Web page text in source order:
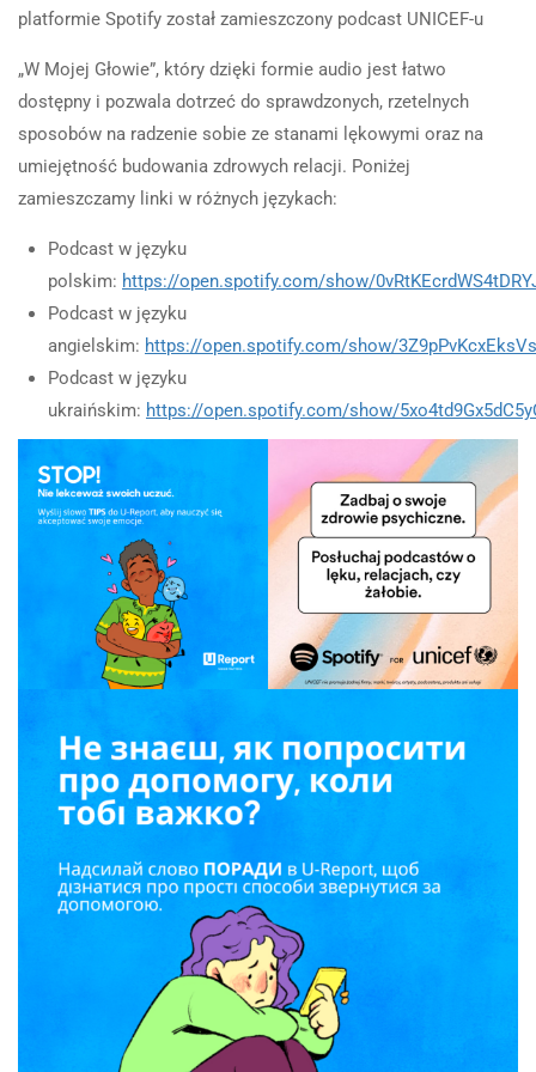
platformie Spotify został zamieszczony podcast UNICEF-u
„W Mojej Głowie”, który dzięki formie audio jest łatwo
dostępny i pozwala dotrzeć do sprawdzonych, rzetelnych
sposobów na radzenie sobie ze stanami lękowymi oraz na
umiejętność budowania zdrowych relacji. Poniżej
zamieszczamy linki w różnych językach:
Podcast w języku
polskim: https://open.spotify.com/show/
Podcast w języku
angielskim: https://open.spotify.com/show/
Podcast w języku
ukraińskim: https://open.spotify.com/show/